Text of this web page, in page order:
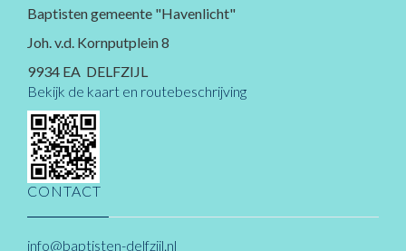
Baptisten gemeente "Havenlicht"
Joh. v.d. Kornputplein 8
9934 EA DELFZIJL
Bekijk de kaart en routebeschrijving
CONTACT
info@baptisten-delfzijl.nl